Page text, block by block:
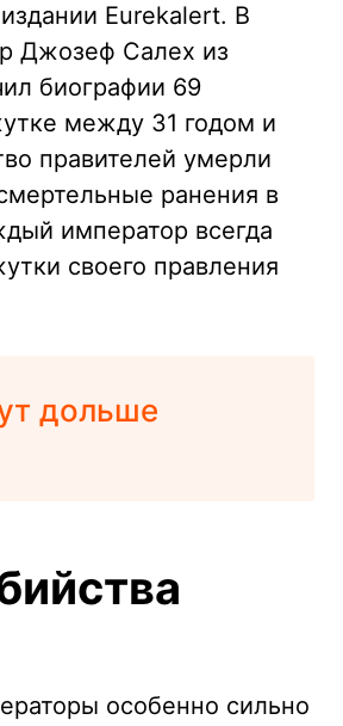
Eurekalert. В
Джозеф Салех из
биографии 69
между 31 годом и
правителей умерли
ранения в
император всегда
своего правления
дольше
особенно сильно